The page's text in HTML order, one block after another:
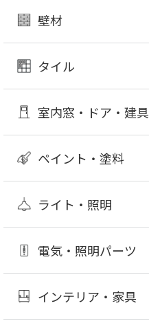
壁材
タイル
室内窓・ドア・建具
ペイント・塗料
ライト・照明
電気・照明パーツ
インテリア・家具